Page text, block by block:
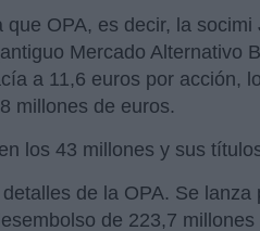
que OPA, es decir, la
Mercado Alternativo
a 11,6 euros por acción,
millones de euros.
los 43 millones y sus
de la OPA. Se lanza
de 223,7